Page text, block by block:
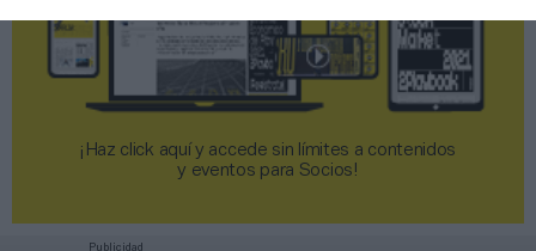
¡Haz click aquí y accede sin límites a contenidos
y eventos para Socios!​​​​​​​
Publicidad